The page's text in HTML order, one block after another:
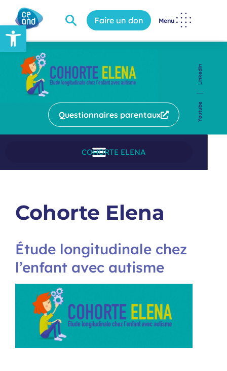
Ouvrir la barre d’outils Faire un don Menu
Youtube
LinkedIn
Questionnaires parentaux
COHORTE ELENA
Cohorte Elena
Étude longitudinale chez
l’enfant avec autisme